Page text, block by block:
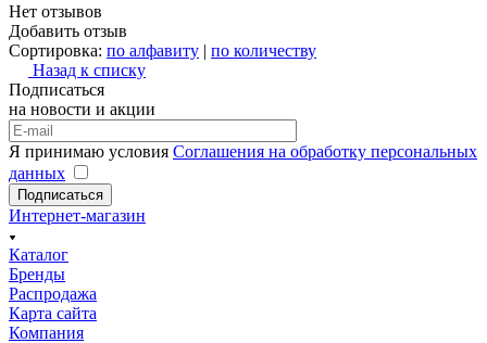
Нет отзывов
Добавить отзыв
Сортировка: по алфавиту | по количеству
Назад к списку
Подписаться
на новости и акции
Я принимаю условия Соглашения на обработку персональных
данных
Подписаться
Интернет-магазин
Каталог
Бренды
Распродажа
Карта сайта
Компания